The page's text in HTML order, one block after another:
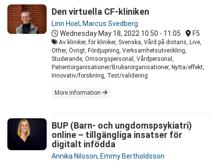
Den virtuella CF-kliniken
Linn Hoel , Marcus Svedberg
Wednesday May 18, 2022 10:50 - 11:05 F5
Av kliniker, för kliniker, Svenska, Vård på distans, Live,
Other, Övrigt, Fördjupning, Verksamhetsutveckling,
Studerande, Omsorgspersonal, Vårdpersonal,
Patientorganisationer/Brukarorganisationer, Nytta/effekt,
Innovativ/forskning, Test/validering
More information
BUP (Barn- och ungdomspsykiatri)
online – tillgängliga insatser för
digitalt infödda
Annika Nilsson, Emmy Bertholdsson